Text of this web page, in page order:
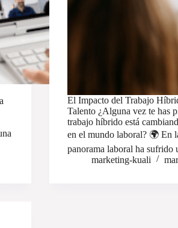
El Impacto del Trabajo
Talento ¿Alguna vez te has
trabajo híbrido está
en el mundo laboral? 🌍 En
panorama laboral ha
marketing-kuali